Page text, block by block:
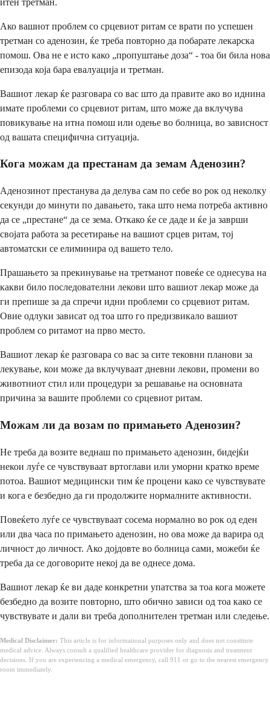
Ако вашиот проблем со срцевиот ритам се врати по успешен
третман со аденозин, ќе треба повторно да побарате лекарска
помош. Ова не е исто како „пропуштање доза“ - тоа би била нова
епизода која бара евалуација и третман.
Вашиот лекар ќе разговара со вас што да правите ако во иднина
имате проблеми со срцевиот ритам, што може да вклучува
повикување на итна помош или одење во болница, во зависност
од вашата специфична ситуација.
Кога можам да престанам да земам Аденозин?
Аденозинот престанува да делува сам по себе во рок од неколку
секунди до минути по давањето, така што нема потреба активно
да се „престане“ да се зема. Откако ќе се даде и ќе ја заврши
својата работа за ресетирање на вашиот срцев ритам, тој
автоматски се елиминира од вашето тело.
Прашањето за прекинување на третманот повеќе се однесува на
какви било последователни лекови што вашиот лекар може да
ги препише за да спречи идни проблеми со срцевиот ритам.
Овие одлуки зависат од тоа што го предизвикало вашиот
проблем со ритамот на прво место.
Вашиот лекар ќе разговара со вас за сите тековни планови за
лекување, кои може да вклучуваат дневни лекови, промени во
животниот стил или процедури за решавање на основната
причина за вашите проблеми со срцевиот ритам.
Можам ли да возам по примањето Аденозин?
Не треба да возите веднаш по примањето аденозин, бидејќи
некои луѓе се чувствуваат вртоглави или уморни кратко време
потоа. Вашиот медицински тим ќе процени како се чувствувате
и кога е безбедно да ги продолжите нормалните активности.
Повеќето луѓе се чувствуваат сосема нормално во рок од еден
или два часа по примањето аденозин, но ова може да варира од
личност до личност. Ако дојдовте во болница сами, можеби ќе
треба да се договорите некој да ве однесе дома.
Вашиот лекар ќе ви даде конкретни упатства за тоа кога можете
безбедно да возите повторно, што обично зависи од тоа како се
чувствувате и дали ви треба дополнителен третман или следење.
Medical Disclaimer: This article is for informational purposes only and does not constitute
medical advice. Always consult a qualified healthcare provider for diagnosis and treatment
decisions. If you are experiencing a medical emergency, call 911 or go to the nearest emergency
room immediately.